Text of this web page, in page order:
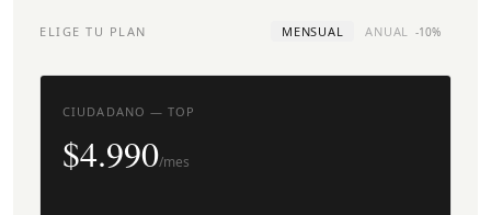
ELIGE TU PLAN MENSUAL ANUAL -10%
CIUDADANO — TOP
$4.990/mes